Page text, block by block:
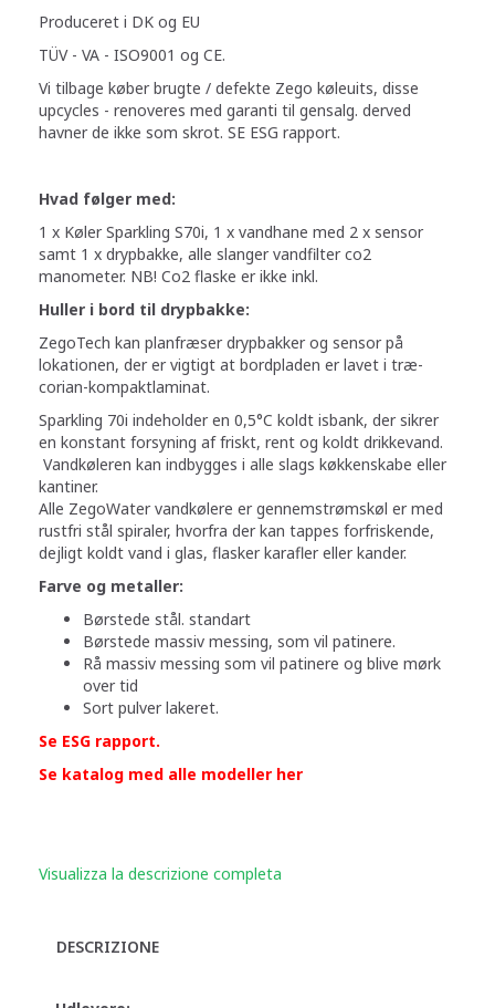
Produceret i DK og EU
TÜV - VA - ISO9001 og CE.
Vi tilbage køber brugte / defekte Zego køleuits, disse
upcycles - renoveres med garanti til gensalg. derved
havner de ikke som skrot. SE ESG rapport.
Hvad følger med:
1 x Køler Sparkling S70i, 1 x vandhane med 2 x sensor
samt 1 x drypbakke, alle slanger vandfilter co2
manometer. NB! Co2 flaske er ikke inkl.
Huller i bord til drypbakke:
ZegoTech kan planfræser drypbakker og sensor på
lokationen, der er vigtigt at bordpladen er lavet i træ-
corian-kompaktlaminat.
Sparkling 70i indeholder en 0,5°C koldt isbank, der sikrer
en konstant forsyning af friskt, rent og koldt drikkevand.
Vandkøleren kan indbygges i alle slags køkkenskabe eller
kantiner.
Alle ZegoWater vandkølere er gennemstrømskøl er med
rustfri stål spiraler, hvorfra der kan tappes forfriskende,
dejligt koldt vand i glas, flasker karafler eller kander.
Farve og metaller:
Børstede stål. standart
Børstede massiv messing, som vil patinere.
Rå massiv messing som vil patinere og blive mørk
over tid
Sort pulver lakeret.
Se ESG rapport.
Se katalog med alle modeller her
Visualizza la descrizione completa
DESCRIZIONE